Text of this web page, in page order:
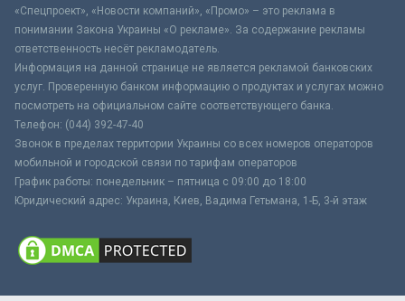
«Спецпроект», «Новости компаний», «Промо» – это реклама в
понимании Закона Украины «О рекламе». За содержание рекламы
ответственность несёт рекламодатель.
Информация на данной странице не является рекламой банковских
услуг. Проверенную банком информацию о продуктах и услугах можно
посмотреть на официальном сайте соответствующего банка.
Телефон: (044) 392-47-40
Звонок в пределах территории Украины со всех номеров операторов
мобильной и городской связи по тарифам операторов
График работы: понедельник – пятница с 09:00 до 18:00
Юридический адрес: Украина, Киев, Вадима Гетьмана, 1-Б, 3-й этаж